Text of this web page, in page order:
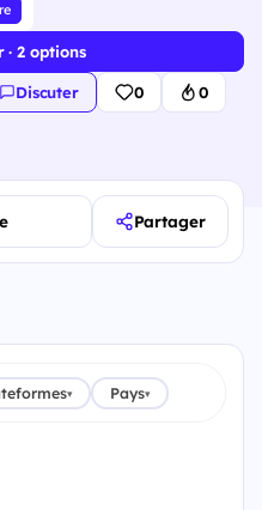
· 2 options
Discuter 0 0
Partager
▾ Pays▾